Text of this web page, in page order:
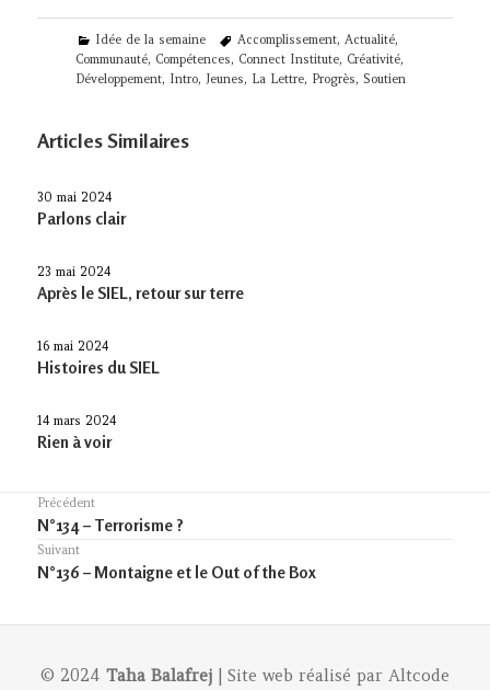
Categories
Idée de la semaine Tags
Accomplissement, Actualité,
Communauté, Compétences, Connect Institute, Créativité,
Développement, Intro, Jeunes, La Lettre, Progrès, Soutien
Articles Similaires
30 mai 2024
Parlons clair
23 mai 2024
Après le SIEL, retour sur terre
16 mai 2024
Histoires du SIEL
14 mars 2024
Rien à voir
Navigation
de
l’article
Précédent
Previous
post:
N°134 – Terrorisme ?
Suivant
Article
N°136 – Montaigne et le Out of the Box
© 2024 Taha Balafrej | Site web réalisé par Altcode